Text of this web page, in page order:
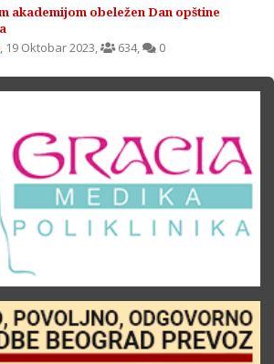
akademijom obeležen Dan opštine
, 19 Oktobar 2023, 634, 0